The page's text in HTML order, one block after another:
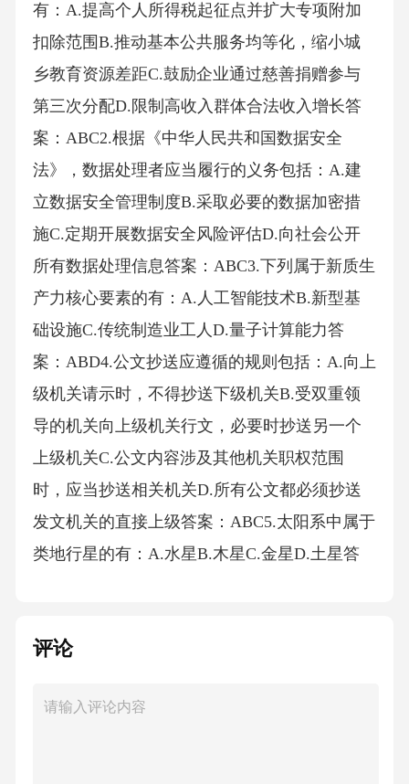
有：A.提高个人所得税起征点并扩大专项附加
扣除范围B.推动基本公共服务均等化，缩小城
乡教育资源差距C.鼓励企业通过慈善捐赠参与
第三次分配D.限制高收入群体合法收入增长答
案：ABC2.根据《中华人民共和国数据安全
法》，数据处理者应当履行的义务包括：A.建
立数据安全管理制度B.采取必要的数据加密措
施C.定期开展数据安全风险评估D.向社会公开
所有数据处理信息答案：ABC3.下列属于新质生
产力核心要素的有：A.人工智能技术B.新型基
础设施C.传统制造业工人D.量子计算能力答
案：ABD4.公文抄送应遵循的规则包括：A.向上
级机关请示时，不得抄送下级机关B.受双重领
导的机关向上级机关行文，必要时抄送另一个
上级机关C.公文内容涉及其他机关职权范围
时，应当抄送相关机关D.所有公文都必须抄送
发文机关的直接上级答案：ABC5.太阳系中属于
类地行星的有：A.水星B.木星C.金星D.土星答
子》）B.“水能载舟，亦能覆舟”（《荀子》）C.
D.“仓廪实而知礼节，衣食足而知荣辱”（《管
评论